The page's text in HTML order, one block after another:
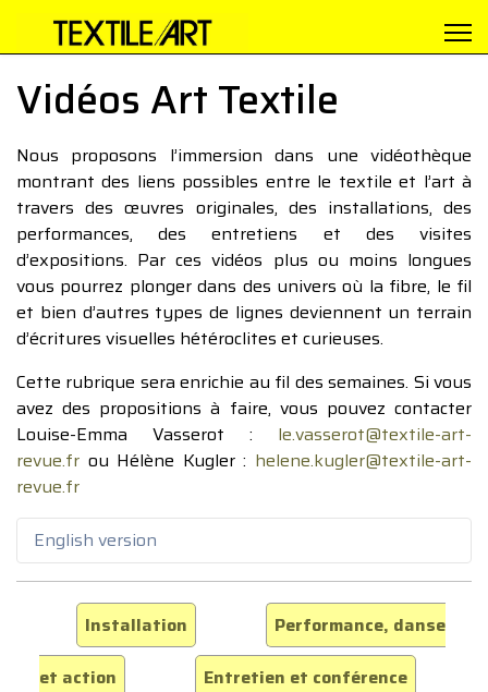
Vidéos Art Textile
Nous proposons l’immersion dans une vidéothèque
montrant des liens possibles entre le textile et l’art à
travers des œuvres originales, des installations, des
performances, des entretiens et des visites
d’expositions. Par ces vidéos plus ou moins longues
vous pourrez plonger dans des univers où la fibre, le fil
et bien d’autres types de lignes deviennent un terrain
d’écritures visuelles hétéroclites et curieuses.
Cette rubrique sera enrichie au fil des semaines. Si vous
avez des propositions à faire, vous pouvez contacter
Louise-Emma Vasserot : le.vasserot@textile-art-
revue.fr ou Hélène Kugler : helene.kugler@textile-art-
revue.fr
English version
Installation
Performance, danse
et action
Entretien et conférence